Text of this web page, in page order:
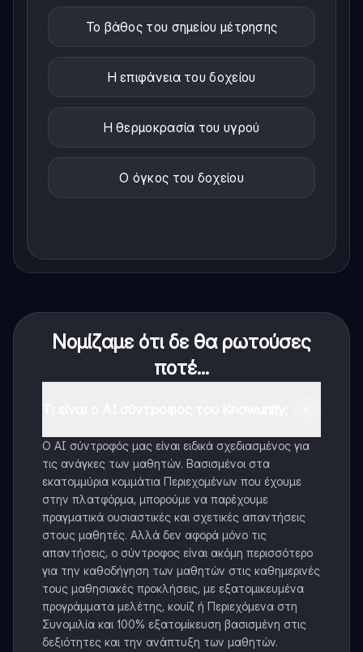
Το βάθος του σημείου μέτρησης
Η επιφάνεια του δοχείου
Η θερμοκρασία του υγρού
Ο όγκος του δοχείου
Νομίζαμε ότι δε θα ρωτούσες
ποτέ...
Ο AI σύντροφός μας είναι ειδικά σχεδιασμένος για
τις ανάγκες των μαθητών. Βασισμένοι στα
εκατομμύρια κομμάτια Περιεχομένων που έχουμε
στην πλατφόρμα, μπορούμε να παρέχουμε
πραγματικά ουσιαστικές και σχετικές απαντήσεις
στους μαθητές. Αλλά δεν αφορά μόνο τις
απαντήσεις, ο σύντροφος είναι ακόμη περισσότερο
για την καθοδήγηση των μαθητών στις καθημερινές
τους μαθησιακές προκλήσεις, με εξατομικευμένα
προγράμματα μελέτης, κουίζ ή Περιεχόμενα στη
Συνομιλία και 100% εξατομίκευση βασισμένη στις
δεξιότητες και την ανάπτυξη των μαθητών.